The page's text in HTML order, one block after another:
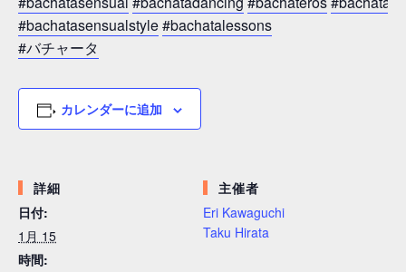
#bachatasensualstyle#bachatalessons
#バチャータ
カレンダーに追加
詳細
日付:
1月 15
時間:
主催者
Eri Kawaguchi
Taku Hirata